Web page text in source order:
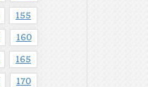
155
160
165
170